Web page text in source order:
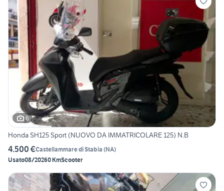
6
Honda SH125 Sport (NUOVO DA IMMATRICOLARE 125) N.B
4.500 €Castellammare di Stabia (NA)
Usato08/20260 KmScooter